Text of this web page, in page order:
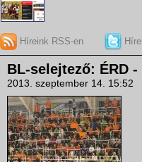
Híreink RSS-en
BL-selejtező: ÉRD -
2013. szeptember 14. 15:52